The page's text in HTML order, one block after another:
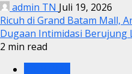
admin TN Juli 19, 2026
Ricuh di Grand Batam Mall,
Dugaan Intimidasi Berujung
2 min read